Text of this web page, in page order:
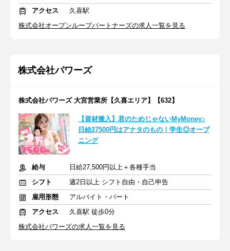
アクセス
久喜駅
株式会社オープンループパートナーズの求人一覧を見る
株式会社パワーズ
株式会社パワーズ 大宮営業所【久喜エリア】【632】
【資材搬入】君のためじゃないMyMoney♪
日給27500円はアナタのもの！学生◎オープ
ニング
給与
日給27,500円以上＋各種手当
シフト
週2日以上 シフト自由・自己申告
雇用形態
アルバイト・パート
アクセス
久喜駅 徒歩0分
株式会社パワーズの求人一覧を見る